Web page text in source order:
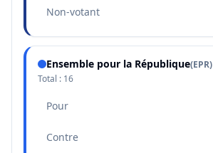
Non-votant
Ensemble pour la République(EPR)
Total : 16
Pour
Contre